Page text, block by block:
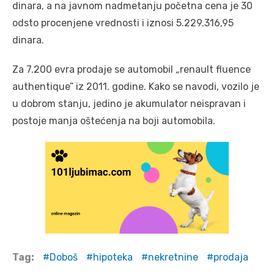
dinara, a na javnom nadmetanju početna cena je 30
odsto procenjene vrednosti i iznosi 5.229.316,95
dinara.
Za 7.200 evra prodaje se automobil „renault fluence
authentique” iz 2011. godine. Kako se navodi, vozilo je
u dobrom stanju, jedino je akumulator neispravan i
postoje manja oštećenja na boji automobila.
Tag: Doboš hipoteka nekretnine prodaja